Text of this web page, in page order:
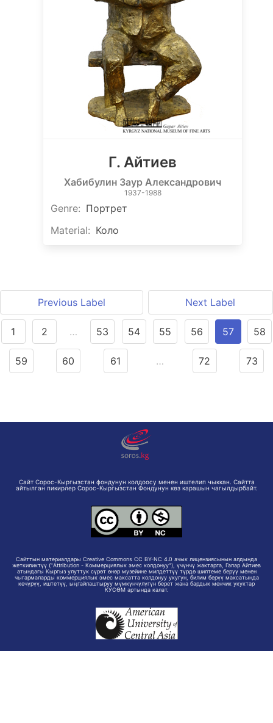
Г. Айтиев
Хабибулин Заур Александрович
1937-1988
Genre: Портрет
Material: Коло
Previous Label Next Label
1 2 … 53 54 55 56 57 58
59 60 61 … 72 73
Сайт Сорос-Кыргызстан фондунун колдоосу менен иштелип чыккан. Сайтта
айтылган пикирлер Сорос-Кыргызстан Фондунун көз карашын чагылдырбайт.
Сайттын материалдары Creative Commons CC BY-NC 4.0 ачык лицензиясынын алдында
жеткиликтүү ("Attribution - Коммерциялык эмес колдонуу"), үчүнчү жактарга, Гапар Айтиев
атындагы Кыргыз улуттук сүрөт өнөр музейине милдеттүү түрдө шилтеме берүү менен
чыгармаларды коммерциялык эмес максатта колдонуу укугун, билим берүү максатында
көчүрүү, иштетүү, ыңгайлаштыруу мүмкүнчүлүгүн берет жана бардык менчик укуктар
КУСӨМ артында калат.